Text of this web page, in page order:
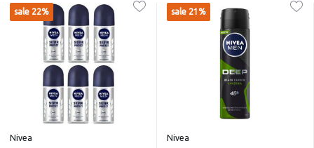
sale 22%
Nivea
sale 21%
Nivea